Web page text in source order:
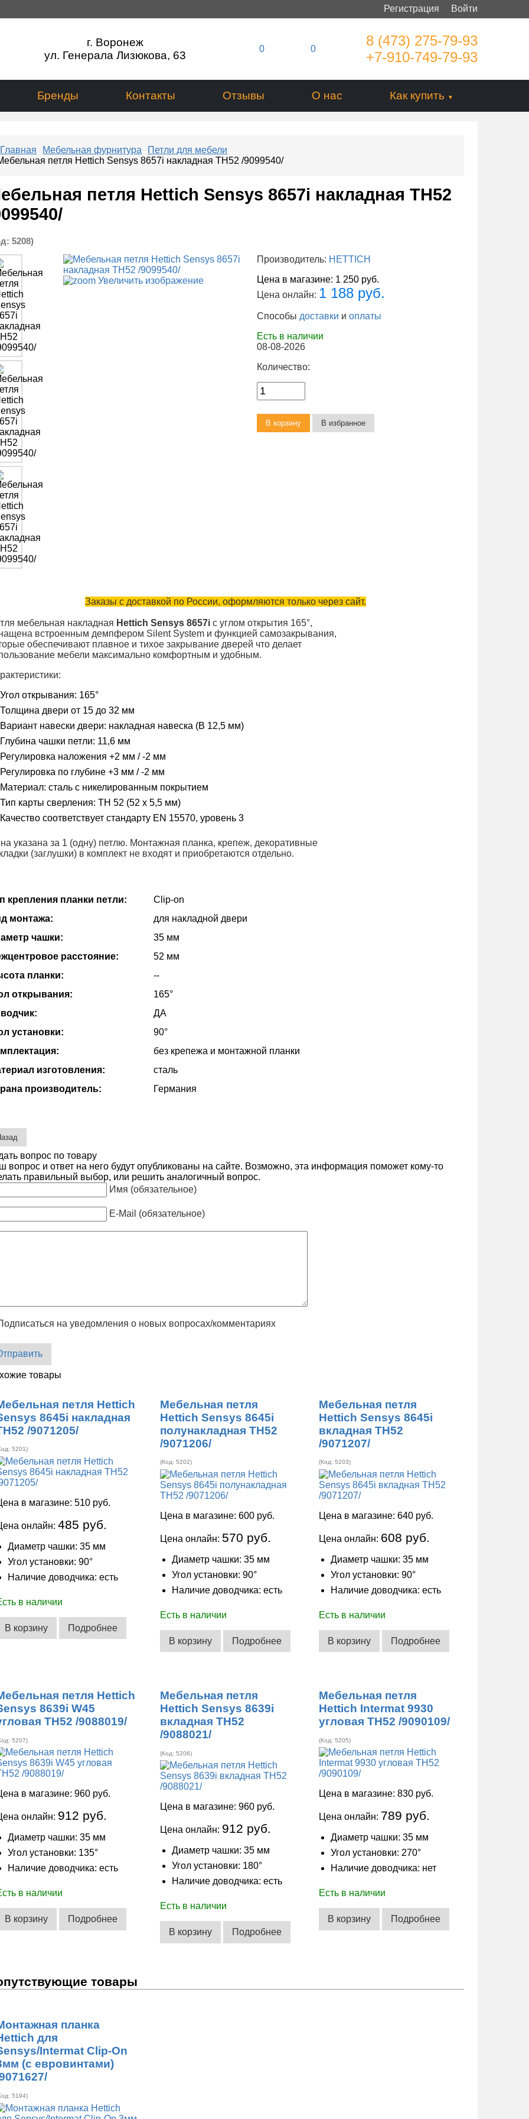
Войти
Регистрация
г. Воронеж
ул. Генерала Лизюкова, 63
0 0
8 (473) 275-79-93
+7-910-749-79-93
Бренды Контакты Отзывы О нас Как купить
Главная Мебельная фурнитура
Петли для мебели
петля Hettich Sensys 8657i накладная ТН52 /9099540/
петля Hettich Sensys 8657i накладная ТН52
5208)
Увеличить изображение
Производитель: HETTICH
Цена в магазине: 1 250 руб.
Цена онлайн: 1 188 руб.
Способы доставки иоплаты
Есть в наличии
08-08-2026
Количество:
Заказы с доставкой по России, оформляются только через сайт.
мебельная накладная Hettich Sensys 8657i с углом открытия 165°,
встроенным демпфером Silent System и функцией самозакрывания,
обеспечивают плавное и тихое закрывание дверей что делает
мебели максимально комфортным и удобным.
Угол открывания: 165°
Толщина двери от 15 до 32 мм
Вариант навески двери: накладная навеска (B 12,5 мм)
Глубина чашки петли: 11,6 мм
Регулировка наложения +2 мм / -2 мм
Регулировка по глубине +3 мм / -2 мм
Материал: сталь с никелированным покрытием
Тип карты сверления: TH 52 (52 x 5,5 мм)
Качество соответствует стандарту EN 15570, уровень 3
указана за 1 (одну) петлю. Монтажная планка, крепеж, декоративные
(заглушки) в комплект не входят и приобретаются отдельно.
крепления планки петли:
Clip-on
монтажа:
для накладной двери
чашки:
35 мм
расстояние:
52 мм
планки:
--
открывания:
165°
ДА
установки:
90°
без крепежа и монтажной планки
изготовления:
сталь
производитель:
Германия
вопрос по товару
вопрос и ответ на него будут опубликованы на сайте. Возможно, эта информация поможет кому-то
правильный выбор, или решить аналогичный вопрос.
Имя (обязательное)
E-Mail (обязательное)
на уведомления о новых вопросах/комментариях
товары
петля Hettich
8645i накладная
/9071205/
5201)
в магазине: 510 руб.
онлайн: 485 руб.
Диаметр чашки: 35 мм
Угол установки: 90°
Наличие доводчика: есть
в наличии
В корзину Подробнее
Мебельная петля
Hettich Sensys 8645i
полунакладная ТН52
/9071206/
(Код:5202)
Цена в магазине:600 руб.
Цена онлайн: 570 руб.
Диаметр чашки: 35 мм
Угол установки: 90°
Наличие доводчика: есть
Есть в наличии
В корзину Подробнее
Мебельная петля
Hettich Sensys 8645i
вкладная ТН52
/9071207/
(Код:5203)
Цена в магазине:640 руб.
Цена онлайн: 608 руб.
Диаметр чашки: 35 мм
Угол установки: 90°
Наличие доводчика: есть
Есть в наличии
В корзину Подробнее
петля Hettich
8639i W45
ТН52 /9088019/
5207)
в магазине: 960 руб.
онлайн: 912 руб.
Диаметр чашки: 35 мм
Угол установки: 135°
Наличие доводчика: есть
в наличии
В корзину Подробнее
Мебельная петля
Hettich Sensys 8639i
вкладная ТН52
/9088021/
(Код:5206)
Цена в магазине:960 руб.
Цена онлайн: 912 руб.
Диаметр чашки: 35 мм
Угол установки: 180°
Наличие доводчика: есть
Есть в наличии
В корзину Подробнее
Мебельная петля
Hettich Intermat 9930
угловая ТН52 /9090109/
(Код:5205)
Цена в магазине:830 руб.
Цена онлайн: 789 руб.
Диаметр чашки: 35 мм
Угол установки: 270°
Наличие доводчика: нет
Есть в наличии
В корзину Подробнее
товары
планка
для
Intermat Clip-On
(с евровинтами)
5194)